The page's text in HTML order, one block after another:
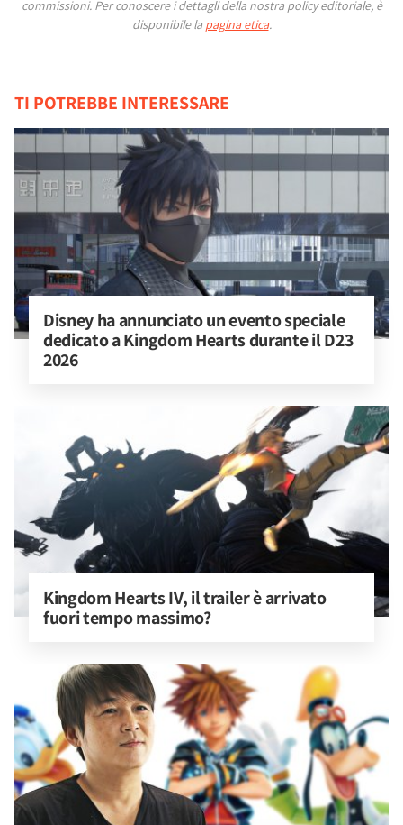
commissioni. Per conoscere i dettagli della nostra policy editoriale, è
disponibile la pagina etica.
TI POTREBBE INTERESSARE
Disney ha annunciato un evento speciale
dedicato a Kingdom Hearts durante il D23
2026
Kingdom Hearts IV, il trailer è arrivato
fuori tempo massimo?